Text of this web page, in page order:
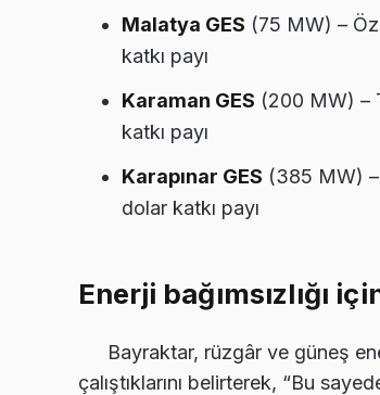
Malatya GES (75 MW) –
katkı payı
Karaman GES (200 MW) –
katkı payı
Karapınar GES (385 MW)
dolar katkı payı
Enerji bağımsızlığı
Bayraktar, rüzgâr ve güneş
çalıştıklarını belirterek, “Bu